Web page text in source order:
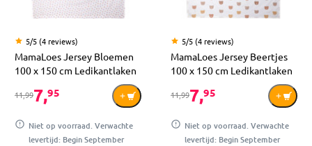
5/5 (4 reviews)
MamaLoes Jersey Bloemen
100 x 150 cm Ledikantlaken
11,997,95
Niet op voorraad. Verwachte
levertijd: Begin September
5/5 (4 reviews)
MamaLoes Jersey Beertjes
100 x 150 cm Ledikantlaken
11,997,95
Niet op voorraad. Verwachte
levertijd: Begin September